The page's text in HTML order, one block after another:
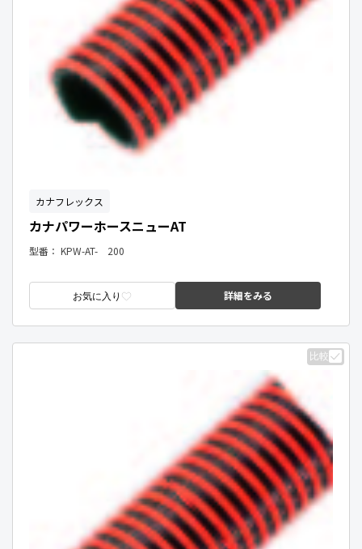
カナフレックス
カナパワーホースニューAT
型番： KPW-AT- 200
お気に入り 詳細をみる
比較